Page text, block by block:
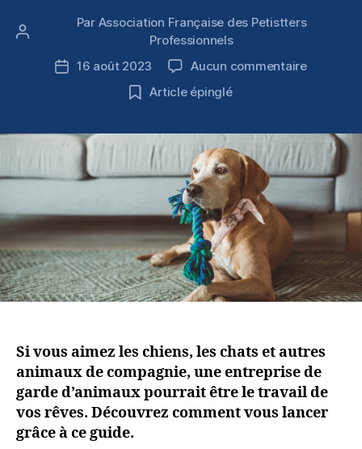
Auteur
l’article
Par Association Française des Petistters
Professionnels
Date16 août 2023 Aucun commentairesur
Article épinglé
Si vous aimez les chiens, les chats et autres
animaux de compagnie, une entreprise de
garde d’animaux pourrait être le travail de
vos rêves. Découvrez comment vous lancer
grâce à ce guide.